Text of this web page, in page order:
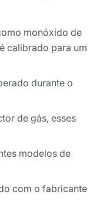
monóxido de
calibrado para um
durante o
de gás, esses
modelos de
com o fabricante